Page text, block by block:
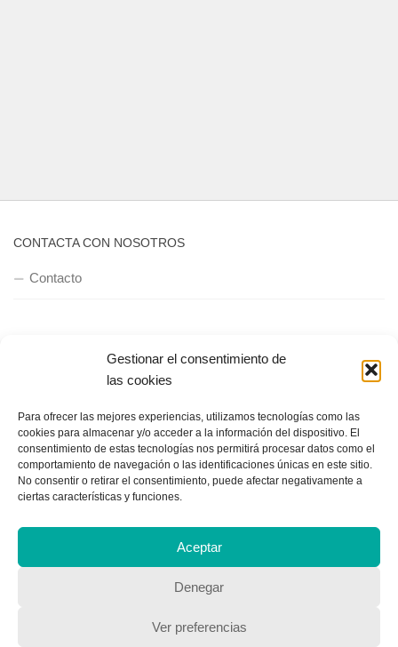
Gestionar el consentimiento de
las cookies
Para ofrecer las mejores experiencias, utilizamos tecnologías como las
cookies para almacenar y/o acceder a la información del dispositivo. El
consentimiento de estas tecnologías nos permitirá procesar datos como el
comportamiento de navegación o las identificaciones únicas en este sitio.
No consentir o retirar el consentimiento, puede afectar negativamente a
ciertas características y funciones.
Aceptar
Denegar
Ver preferencias
CONTACTA CON NOSOTROS
Contacto
Quienes somos
POLÍTICA DE PRIVACIDAD
Política de privacidad
Copyright © 2018, Equipo IIColumnas